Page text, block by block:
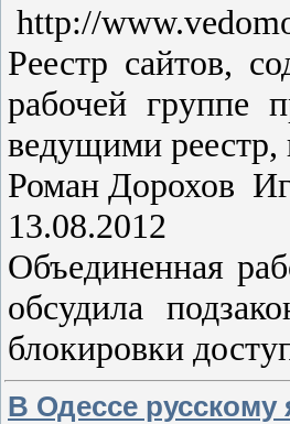
http://
Реестр сайтов,
рабочей группе
ведущими реестр,
Роман Дорохов
13.08.2012
Объединенная
обсудила
блокировки
В Одессе русскому